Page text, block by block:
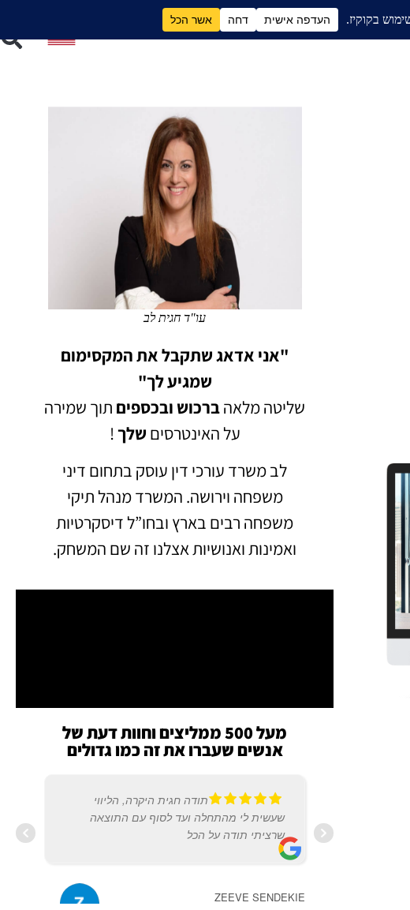
תחומים
גירושים וכסף
עו"ד חגית לב
"אני אדאג שתקבל את המקסימום
שמגיע לך"
שליטה מלאהברכוש ובכספים תוך שמירה
על האינטרסים שלך!
לב משרד עורכי דין עוסק בתחום דיני
משפחה וירושה. המשרד מנהל תיקי
משפחה רבים בארץ ובחו”ל דיסקרטיות
ואמינות ואנושיות אצלנו זה שם המשחק.
מעל 500 ממליצים וחוות דעת של
אנשים שעברו את זה כמו גדולים
תודה חגית היקרה, הליווי
שעשית לי מהתחלה ועד לסוף עם התוצאה
שרציתי תודה על הכל
ZEEVE SENDEKIE